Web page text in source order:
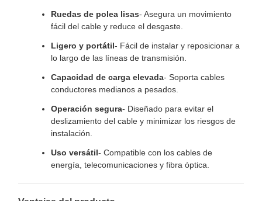
Ruedas de polea lisas- Asegura un movimiento
fácil del cable y reduce el desgaste.
Ligero y portátil- Fácil de instalar y reposicionar a
lo largo de las líneas de transmisión.
Capacidad de carga elevada- Soporta cables
conductores medianos a pesados.
Operación segura- Diseñado para evitar el
deslizamiento del cable y minimizar los riesgos de
instalación.
Uso versátil- Compatible con los cables de
energía, telecomunicaciones y fibra óptica.